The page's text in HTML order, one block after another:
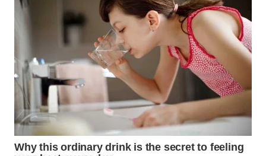
WN
LABUHANBATU
WN
TAPANULI
TENGAH